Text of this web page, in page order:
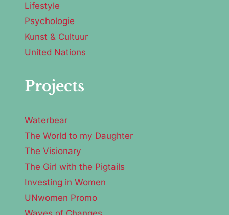
Lifestyle
Psychologie
Kunst & Cultuur
United Nations
Projects
Waterbear
The World to my Daughter
The Visionary
The Girl with the Pigtails
Investing in Women
UNwomen Promo